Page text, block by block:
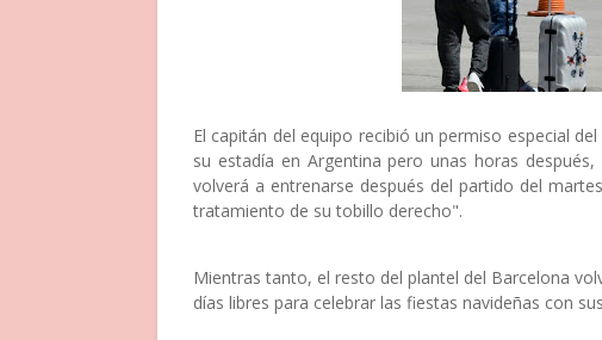
El capitán del equipo recibió un permiso especial
su estadía en Argentina pero unas horas
volverá a entrenarse después del partido del
tratamiento de su tobillo derecho".
Mientras tanto, el resto del plantel del Barcelona
días libres para celebrar las fiestas navideñas con